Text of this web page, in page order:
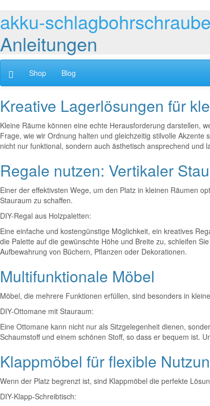
akku-
Anleitungen
Shop Blog
Kreative Lagerlösungen für
Kleine Räume können eine echte Herausforderung darstellen,
Frage, wie wir Ordnung halten und gleichzeitig stilvolle
nicht nur funktional, sondern auch ästhetisch ansprechend und
Regale nutzen: Vertikaler
Einer der effektivsten Wege, um den Platz in kleinen Räumen
Stauraum zu schaffen.
DIY-Regal aus Holzpaletten:
Eine einfache und kostengünstige Möglichkeit, ein kreatives
die Palette auf die gewünschte Höhe und Breite zu, schleifen
Aufbewahrung von Büchern, Pflanzen oder Dekorationen.
Multifunktionale Möbel
Möbel, die mehrere Funktionen erfüllen, sind besonders in
DIY-Ottomane mit Stauraum:
Eine Ottomane kann nicht nur als Sitzgelegenheit dienen,
Schaumstoff und einem schönen Stoff, so dass er bequem ist.
Klappmöbel für flexible
Wenn der Platz begrenzt ist, sind Klappmöbel die perfekte
DIY-Klapp-Schreibtisch: